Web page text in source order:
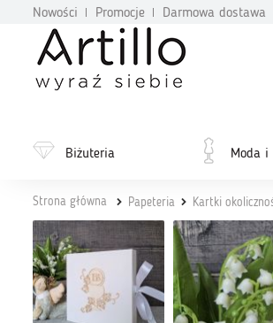
Nowości Promocje Darmowa dostawa
Biżuteria Moda i
Strona główna Papeteria Kartki